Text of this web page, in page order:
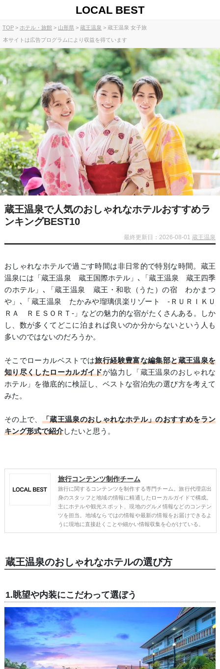
LOCAL BEST
TOP ホテル・旅館 山形県 蔵王温泉 蔵王温泉 女子旅
本サイトは広告プログラムにより収益を得ています
蔵王温泉で人気のおしゃれなホテルおすすめラ
ンキングBEST10
最終更新日：2026-08-01蔵王温泉
おしゃれなホテルで過ごす時間は非日常的で特別な時間。蔵王
温泉には「蔵王温泉 蔵王国際ホテル」､「蔵王温泉 蔵王四季
のホテル」､「蔵王温泉 蔵王・和歌（うた）の宿 わかまつ
や」､「蔵王温泉 たかみや瑠璃倶楽リゾート ‐ＲＵＲＩＫＵ
ＲＡ ＲＥＳＯＲＴ‐」などの魅力的な宿がたくさんある。しか
し、数が多くてどこに泊まれば良いのか分からないという人も
多いのではないのだろうか。
そこでローカルベストでは旅行経験豊富な編集部と蔵王温泉を
知り尽くしたローカルガイドが協力し「蔵王温泉のおしゃれな
ホテル」を徹底的に検証し、ベストな宿泊先の選び方を考えて
みた。
その上で、 「蔵王温泉のおしゃれなホテル」のおすすめをラン
キング形式で紹介したいと思う。
旅行コンテンツ制作チーム
旅行に関するコンテンツを制作する専門チーム。旅行代理店出
身のスタッフと地域の情報に精通したローカルガイドで構成。
主にホテルや観光スポット、現地のグルメ情報などのコンテン
ツを担当。地域ならではの情報や最新の情報をお届けできるよ
うに現地に直接赴くことや細かい情報収集を心がけている。
蔵王温泉のおしゃれなホテルの選び方
1.眺望や内装にこだわって選ぼう